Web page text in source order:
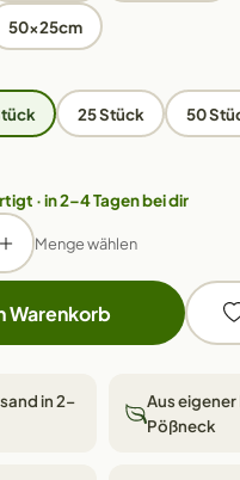
50x25cm
25 Stück 50
· in 2–4 Tagen bei dir
Menge wählen
Warenkorb
in 2–
Aus
Pößneck